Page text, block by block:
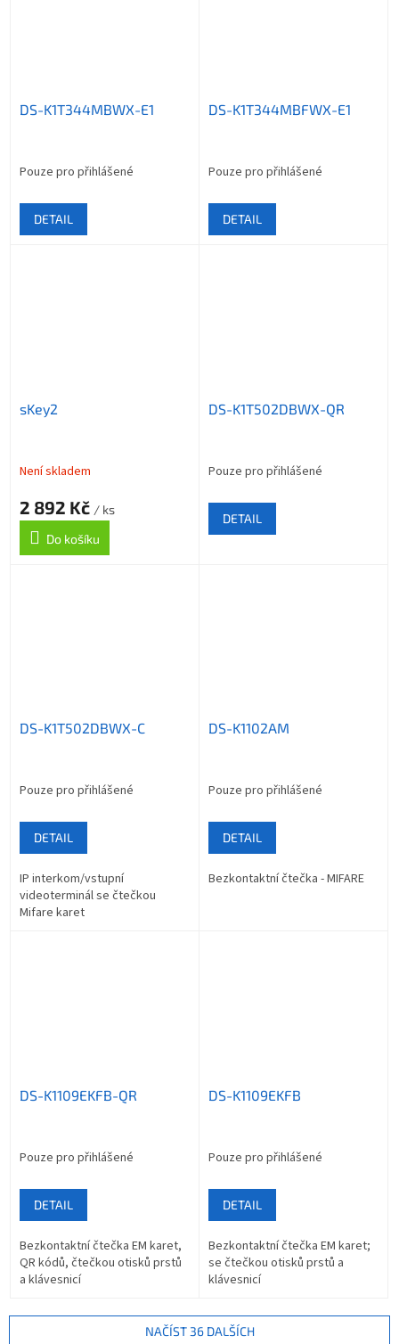
DS-K1T344MBWX-E1
Pouze pro přihlášené
DETAIL
DS-K1T344MBFWX-E1
Pouze pro přihlášené
DETAIL
sKey2
Není skladem
2 892 Kč / ks
Do košíku
DS-K1T502DBWX-QR
Pouze pro přihlášené
DETAIL
DS-K1T502DBWX-C
Pouze pro přihlášené
DETAIL
IP interkom/vstupní
videoterminál se čtečkou
Mifare karet
DS-K1102AM
Pouze pro přihlášené
DETAIL
Bezkontaktní čtečka - MIFARE
DS-K1109EKFB-QR
Pouze pro přihlášené
DETAIL
Bezkontaktní čtečka EM karet,
QR kódů, čtečkou otisků prstů
a klávesnicí
DS-K1109EKFB
Pouze pro přihlášené
DETAIL
Bezkontaktní čtečka EM karet;
se čtečkou otisků prstů a
klávesnicí
NAČÍST 36 DALŠÍCH